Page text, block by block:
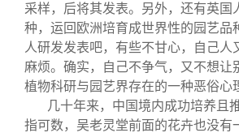
采样，后将其发表。另外，还有英国
种，运回欧洲培育成世界性的园艺品
人研发发表吧，有些不甘心，自己人
麻烦。确实，自己不争气，又不想让
植物科研与园艺界存在的一种恶俗心
几十年来，中国境内成功培养且
指可数，吴老灵堂前面的花卉也没有